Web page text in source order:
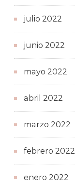
julio 2022
junio 2022
mayo 2022
abril 2022
marzo 2022
febrero 2022
enero 2022